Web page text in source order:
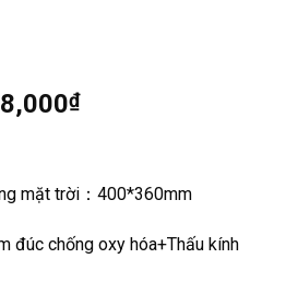
₫
mặt trời：400*360mm
đúc chống oxy hóa+Thấu kính